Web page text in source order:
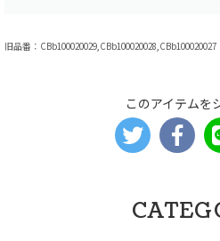
旧品番：CBb100020029,CBb100020028,CBb100020027
このアイテムを